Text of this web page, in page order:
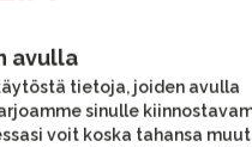
avulla
tietoja, joiden avulla
sinulle
voit koska tahansa